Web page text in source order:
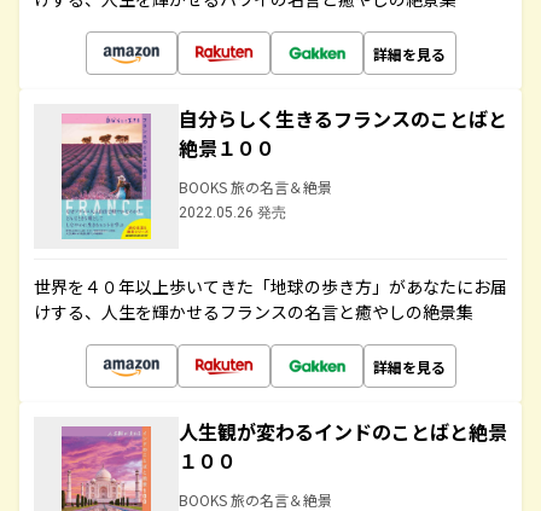
詳細を見る
自分らしく生きるフランスのことばと
絶景１００
BOOKS 旅の名言＆絶景
2022.05.26 発売
世界を４０年以上歩いてきた「地球の歩き方」があなたにお届
けする、人生を輝かせるフランスの名言と癒やしの絶景集
詳細を見る
人生観が変わるインドのことばと絶景
１００
BOOKS 旅の名言＆絶景